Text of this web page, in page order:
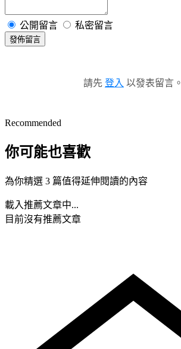
公開留言 私密留言
發佈留言
請先 登入 以發表留言。
Recommended
你可能也喜歡
為你精選 3 篇值得延伸閱讀的內容
載入推薦文章中...
目前沒有推薦文章